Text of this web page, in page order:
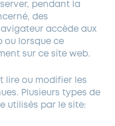
pendant la
des
accède aux
ou lorsque ce
sur ce site web.
lire ou modifier les
Plusieurs types de
utilisés par le site: